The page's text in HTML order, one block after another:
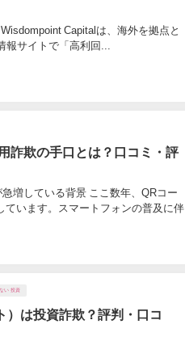
Capitalは、海外を拠点と
サイトで「高利回...
詐欺の手口とは？口コミ・評
増している背景 ここ数年、QRコー
ています。スマートフォンの普及に伴
い 投資
）は投資詐欺？評判・口コ